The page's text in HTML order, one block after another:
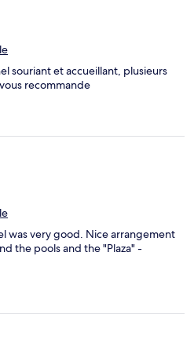
souriant et accueillant, plusieurs
recommande
was very good. Nice arrangement
the pools and the "Plaza" -